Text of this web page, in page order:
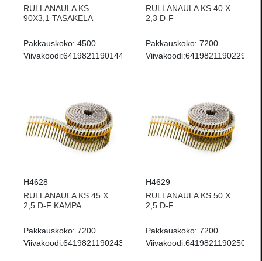
RULLANAULA KS
90X3,1 TASAKELA
Pakkauskoko: 4500
Viivakoodi:6419821190144
RULLANAULA KS 40 X
2,3 D-F
Pakkauskoko: 7200
Viivakoodi:6419821190229
H4628
RULLANAULA KS 45 X
2,5 D-F KAMPA
Pakkauskoko: 7200
Viivakoodi:6419821190243
H4629
RULLANAULA KS 50 X
2,5 D-F
Pakkauskoko: 7200
Viivakoodi:6419821190250